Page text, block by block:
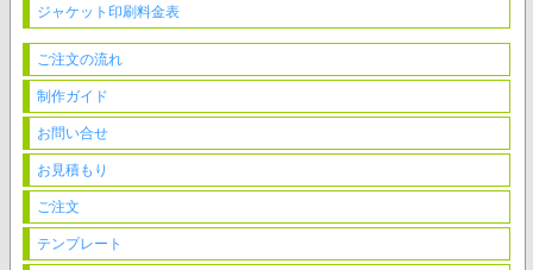
ジャケット印刷料金表
ご注文の流れ
制作ガイド
お問い合せ
お見積もり
ご注文
テンプレート